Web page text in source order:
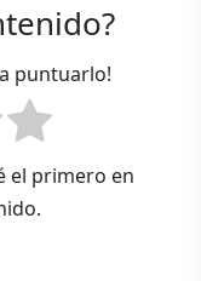
puntuarlo!
el primero en